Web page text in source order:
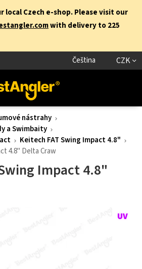
local Czech e-shop. Please visit our
with delivery to 225
Čeština CZK
nástrahy
a Swimbaity
Keitech FAT Swing Impact 4.8"
4.8" Delta Craw
Impact 4.8"